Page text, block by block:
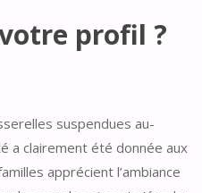
profil ?
suspendues au-
a clairement été donnée aux
apprécient l’ambiance